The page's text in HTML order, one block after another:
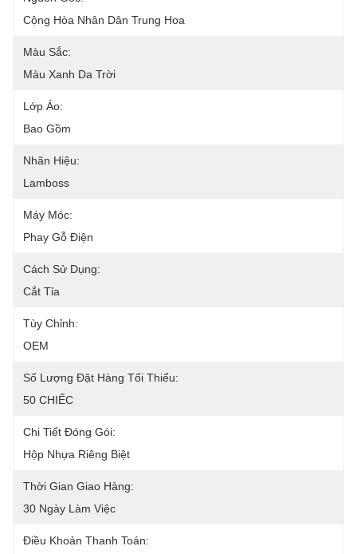
Cộng Hòa Nhân Dân Trung Hoa
Màu Sắc:
Màu Xanh Da Trời
Lớp Áo:
Bao Gồm
Nhãn Hiệu:
Lamboss
Máy Móc:
Phay Gỗ Điện
Cách Sử Dụng:
Cắt Tỉa
Tùy Chỉnh:
OEM
Số Lượng Đặt Hàng Tối Thiểu:
50 CHIẾC
Chi Tiết Đóng Gói:
Hộp Nhựa Riêng Biệt
Thời Gian Giao Hàng:
30 Ngày Làm Việc
Điều Khoản Thanh Toán: